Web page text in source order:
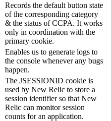
Records the default button state
of the corresponding category
& the status of CCPA. It works
only in coordination with the
primary cookie.
Enables us to generate logs to
the console whenever any bugs
happen.
The JSESSIONID cookie is
used by New Relic to store a
session identifier so that New
Relic can monitor session
counts for an application.